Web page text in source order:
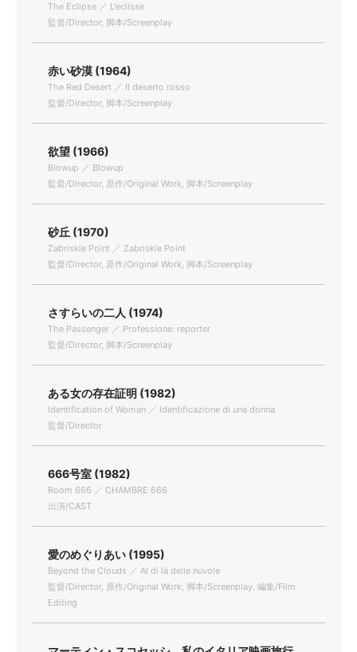
The Eclipse ／ L'eclisse
監督/Director, 脚本/Screenplay
赤い砂漠 (1964)
The Red Desert ／ Il deserto rosso
監督/Director, 脚本/Screenplay
欲望 (1966)
Blowup ／ Blowup
監督/Director, 原作/Original Work, 脚本/Screenplay
砂丘 (1970)
Zabriskie Point ／ Zabriskie Point
監督/Director, 原作/Original Work, 脚本/Screenplay
さすらいの二人 (1974)
The Passenger ／ Professione: reporter
監督/Director, 脚本/Screenplay
ある女の存在証明 (1982)
Identification of Woman ／ Identificazione di una donna
監督/Director
666号室 (1982)
Room 666 ／ CHAMBRE 666
出演/CAST
愛のめぐりあい (1995)
Beyond the Clouds ／ Al di là delle nuvole
監督/Director, 原作/Original Work, 脚本/Screenplay, 編集/Film
Editing